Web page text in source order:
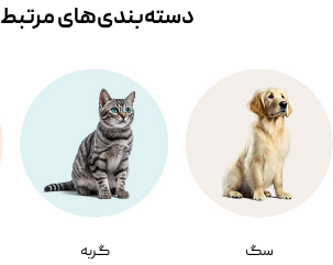
سگ گربه
دسته‌بندی‌‌های مرتبط